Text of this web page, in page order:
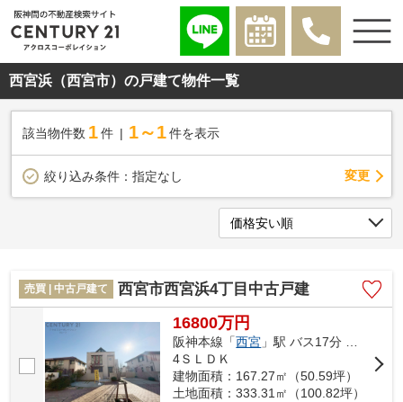
西宮浜（西宮市）の戸建て物件一覧
該当物件数 1件 1～1 件を表示
絞り込み条件： 指定なし 変更
売買 | 中古戸建て 西宮市西宮浜4丁目中古戸建
16800万円
阪神本線「西宮 」駅 バス17分 「マリナパーク南」 停歩3分
4ＳＬＤＫ
建物面積：167.27㎡（50.59坪）
土地面積：333.31㎡（100.82坪）